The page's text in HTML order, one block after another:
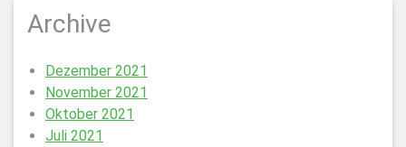
Archive
Dezember 2021
November 2021
Oktober 2021
Juli 2021